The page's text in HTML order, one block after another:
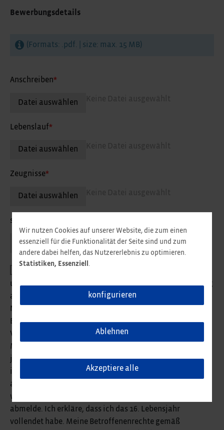
Bewerbungsdetails
(Formats: .pdf. | size: max. 15 MB)
Anschreiben*
Datei auswählen
Lebenslauf*
Datei auswählen
Zeugnisse*
Datei auswählen
sonstiges
Datei auswählen Keine Datei ausgewählt
uns den Kontakt mit Ihnen für Ihren weiteren Karriereweg
aufrecht zu erhalten. Sie erhalten regelmäßig
Neuigkeiten zum Thema Karriere bei Reifenhäuser,
Einladungen und Informationen zu Fach- und Karriere
Veranstaltungen sowie zu speziellen Stellenangeboten.
Meine Einwilligung zur Teilnahme am Talent Network ist
jederzeit widerruflich und der Widerruf kann
insbesondere per E-Mail an personal@reifenhauser.com
ausgeübt werden. Man wird meinen Datensatz löschen,
wenn ich mich von der Teilnahme am Talent Network
abmelde. Ich erkläre, dass ich das 16. Lebensjahr
vollendet habe. Meine Betroffenenrechte gemäß
Wir nutzen Cookies auf unserer Website, die zum einen
essenziell für die Funktionalität der Seite sind und zum
andere dabei helfen, das Nutzererlebnis zu optimieren.
Statistiken, Essenziell .
konfigurieren
Ablehnen
Akzeptiere alle